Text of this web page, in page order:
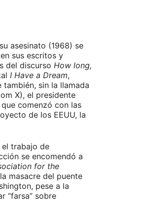
asesinato (1968) se
sus escritos y
del discurso How long,
I Have a Dream,
sin la llamada
X), el presidente
comenzó con las
de los EEUU, la
el trabajo de
se encomendó a
for the
masacre del puente
pese a la
“farsa” sobre